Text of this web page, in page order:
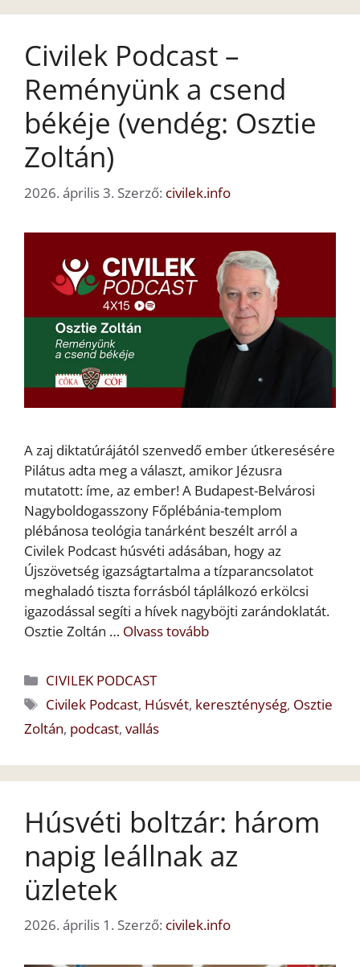
Civilek Podcast –
Reményünk a csend
békéje (vendég: Osztie
Zoltán)
2026. április 3. Szerző: civilek.info
A zaj diktatúrájától szenvedő ember útkeresésére
Pilátus adta meg a választ, amikor Jézusra
mutatott: íme, az ember! A Budapest-Belvárosi
Nagyboldogasszony Főplébánia-templom
plébánosa teológia tanárként beszélt arról a
Civilek Podcast húsvéti adásában, hogy az
Újszövetség igazságtartalma a tízparancsolatot
meghaladó tiszta forrásból táplálkozó erkölcsi
igazodással segíti a hívek nagyböjti zarándoklatát.
Osztie Zoltán … Olvass tovább
Kategória
CIVILEK PODCAST
Címkék
Civilek Podcast, Húsvét, kereszténység, Osztie
Zoltán, podcast, vallás
Húsvéti boltzár: három
napig leállnak az
üzletek
2026. április 1. Szerző: civilek.info